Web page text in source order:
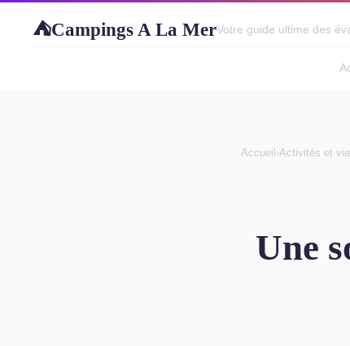
⛺Campings A La MerVotre guide ultime des
Accueil ›Activités et
Une